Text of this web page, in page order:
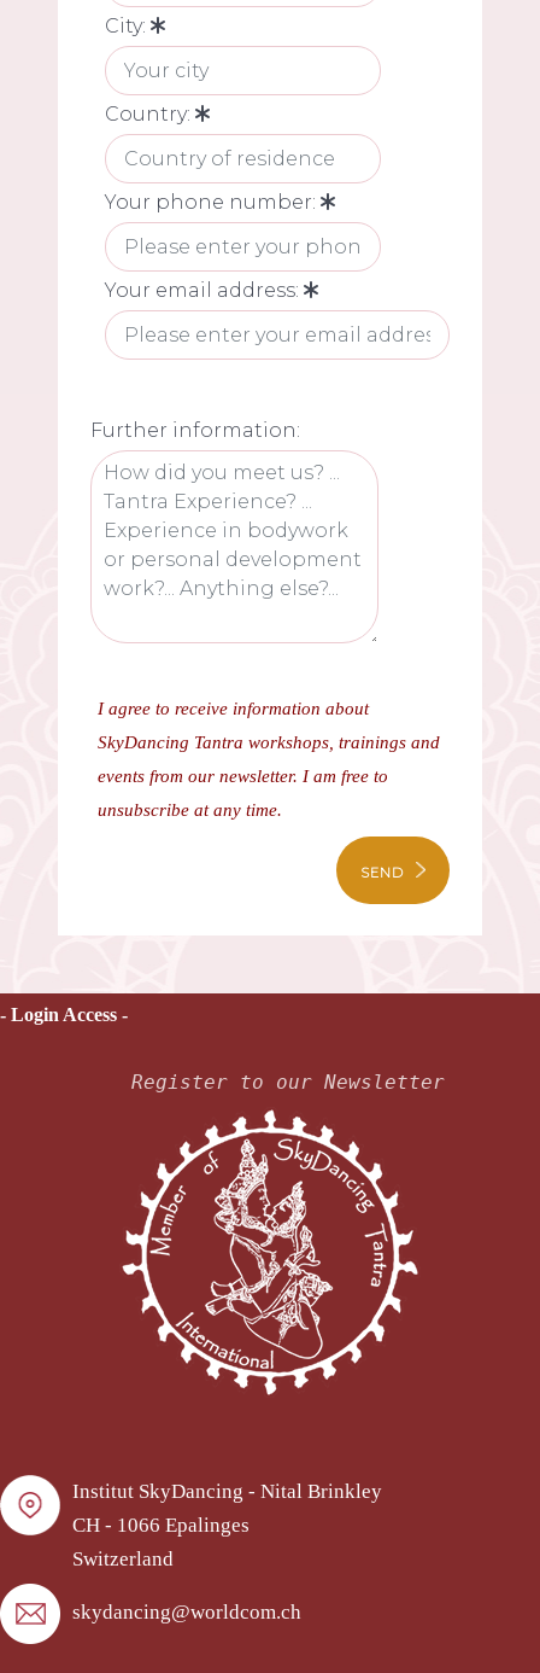
City:
Country:
Your phone number:
Your email address:
Further information:
I agree to receive information about
SkyDancing Tantra workshops, trainings and
events from our newsletter. I am free to
unsubscribe at any time.
SEND
- Login Access -
Register to our Newsletter
Institut SkyDancing - Nital Brinkley
CH - 1066 Epalinges
Switzerland
skydancing@worldcom.ch